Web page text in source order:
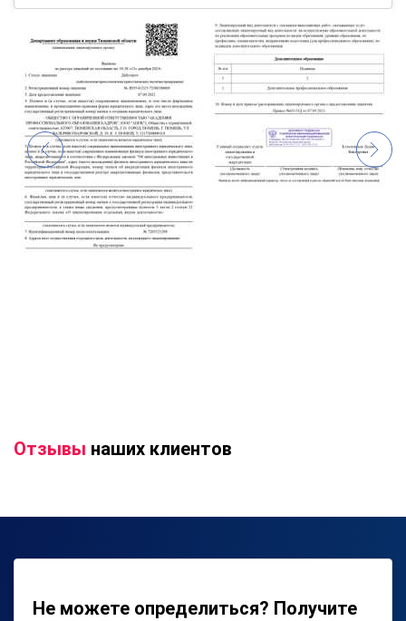
Отзывы наших клиентов
Не можете определиться? Получите